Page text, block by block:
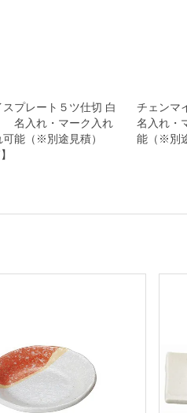
入
れ
可
箱
可
※
別
途
見
スプレート５ツ仕切 白
名入れ・マーク入れ
能（※別途見積）
チェン
名入れ・
能（※別